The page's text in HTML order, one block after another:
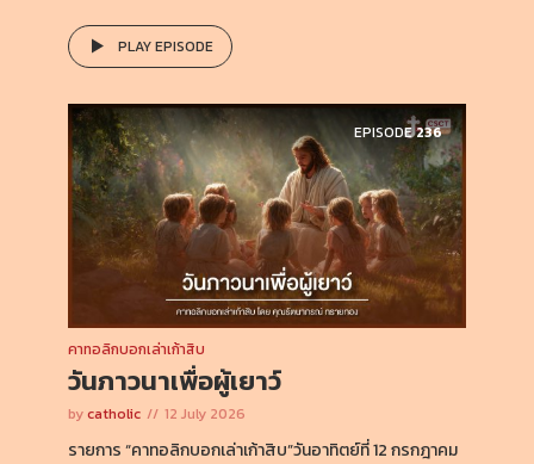
PLAY EPISODE
EPISODE236
คาทอลิกบอกเล่าเก้าสิบ
วันภาวนาเพื่อผู้เยาว์
bycatholic 12 July 2026
รายการ “คาทอลิกบอกเล่าเก้าสิบ”วันอาทิตย์ที่ 12 กรกฎาคม